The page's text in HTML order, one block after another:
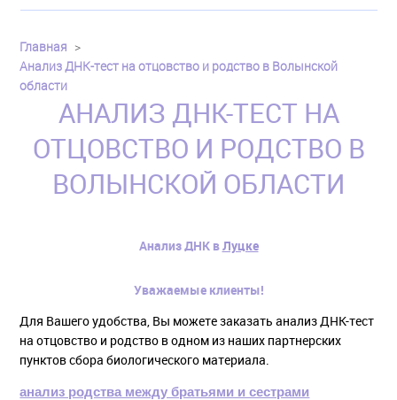
Главная
Анализ ДНК-тест на отцовство и родство в Волынской
области
АНАЛИЗ ДНК-ТЕСТ НА
ОТЦОВСТВО И РОДСТВО В
ВОЛЫНСКОЙ ОБЛАСТИ
Анализ ДНК вЛуцке
Уважаемые клиенты!
Для Вашего удобства, Вы можете заказать анализ ДНК-тест
на отцовство и родство в одном из наших партнерских
пунктов сбора биологического материала.
анализ родства между братьями и сестрами